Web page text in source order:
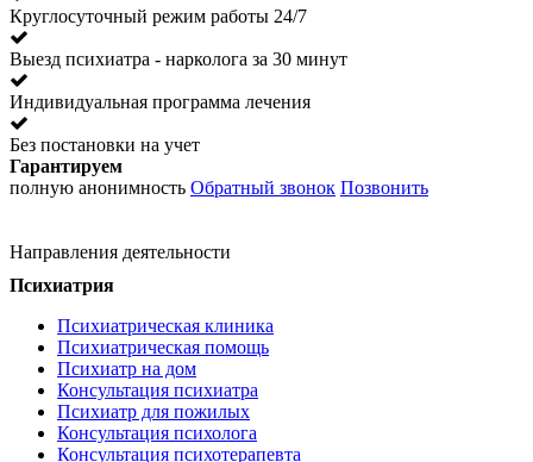
Круглосуточный режим работы 24/7
Выезд психиатра - нарколога за 30 минут
Индивидуальная программа лечения
Без постановки на учет
Гарантируем
полную анонимность Обратный звонок Позвонить
Направления деятельности
Психиатрия
Психиатрическая клиника
Психиатрическая помощь
Психиатр на дом
Консультация психиатра
Психиатр для пожилых
Консультация психолога
Консультация психотерапевта